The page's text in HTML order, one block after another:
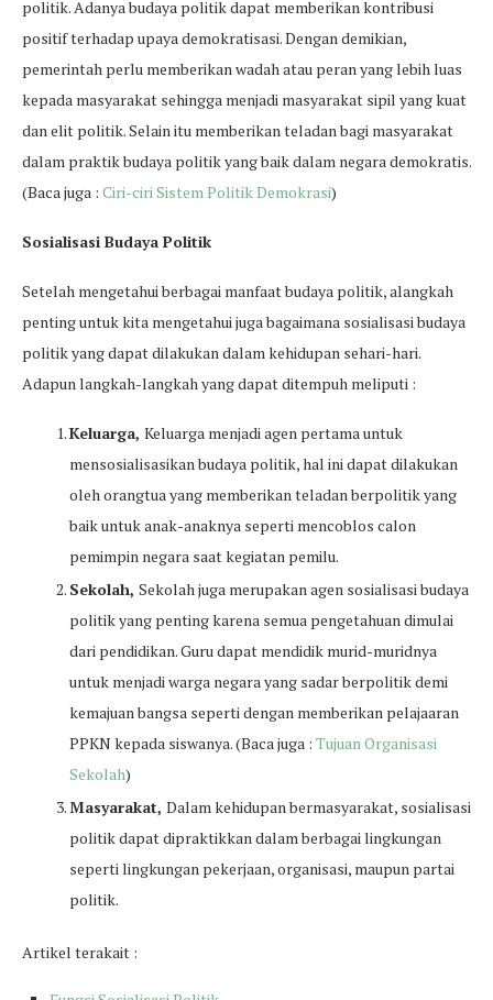
politik. Adanya budaya politik dapat memberikan kontribusi
positif terhadap upaya demokratisasi. Dengan demikian,
pemerintah perlu memberikan wadah atau peran yang lebih luas
kepada masyarakat sehingga menjadi masyarakat sipil yang kuat
dan elit politik. Selain itu memberikan teladan bagi masyarakat
dalam praktik budaya politik yang baik dalam negara demokratis.
(Baca juga : Ciri-ciri Sistem Politik Demokrasi)
Sosialisasi Budaya Politik
Setelah mengetahui berbagai manfaat budaya politik, alangkah
penting untuk kita mengetahui juga bagaimana sosialisasi budaya
politik yang dapat dilakukan dalam kehidupan sehari-hari.
Adapun langkah-langkah yang dapat ditempuh meliputi :
Keluarga, Keluarga menjadi agen pertama untuk
mensosialisasikan budaya politik, hal ini dapat dilakukan
oleh orangtua yang memberikan teladan berpolitik yang
baik untuk anak-anaknya seperti mencoblos calon
pemimpin negara saat kegiatan pemilu.
Sekolah, Sekolah juga merupakan agen sosialisasi budaya
politik yang penting karena semua pengetahuan dimulai
dari pendidikan. Guru dapat mendidik murid-muridnya
untuk menjadi warga negara yang sadar berpolitik demi
kemajuan bangsa seperti dengan memberikan pelajaaran
PPKN kepada siswanya. (Baca juga : Tujuan Organisasi
Sekolah)
Masyarakat, Dalam kehidupan bermasyarakat, sosialisasi
politik dapat dipraktikkan dalam berbagai lingkungan
seperti lingkungan pekerjaan, organisasi, maupun partai
politik.
Artikel terakait :